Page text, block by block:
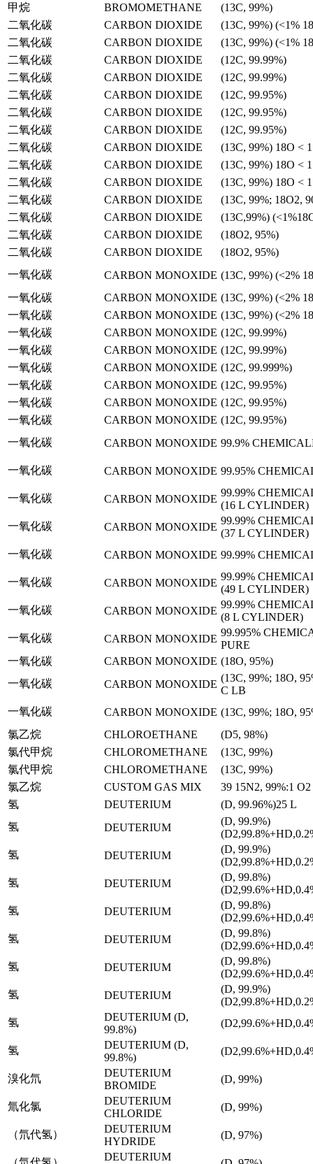
甲烷
BROMOMETHANE
(13C, 99%)
二氧化碳
CARBON DIOXIDE
(13C, 99%) (<1%
二氧化碳
CARBON DIOXIDE
(13C, 99%) (<1%
二氧化碳
CARBON DIOXIDE
(12C, 99.99%)
二氧化碳
CARBON DIOXIDE
(12C, 99.99%)
二氧化碳
CARBON DIOXIDE
(12C, 99.95%)
二氧化碳
CARBON DIOXIDE
(12C, 99.95%)
二氧化碳
CARBON DIOXIDE
(12C, 99.95%)
二氧化碳
CARBON DIOXIDE
(13C, 99%) 18O <
二氧化碳
CARBON DIOXIDE
(13C, 99%) 18O <
二氧化碳
CARBON DIOXIDE
(13C, 99%) 18O <
二氧化碳
CARBON DIOXIDE
(13C, 99%; 18O2,
二氧化碳
CARBON DIOXIDE
(13C,99%)
二氧化碳
CARBON DIOXIDE
(18O2, 95%)
二氧化碳
CARBON DIOXIDE
(18O2, 95%)
一氧化碳
CARBON MONOXIDE (13C, 99%) (<2%
一氧化碳
CARBON MONOXIDE (13C, 99%) (<2%
一氧化碳
CARBON MONOXIDE (13C, 99%) (<2%
一氧化碳
CARBON MONOXIDE (12C, 99.99%)
一氧化碳
CARBON MONOXIDE (12C, 99.99%)
一氧化碳
CARBON MONOXIDE (12C, 99.999%)
一氧化碳
CARBON MONOXIDE (12C, 99.95%)
一氧化碳
CARBON MONOXIDE (12C, 99.95%)
一氧化碳
CARBON MONOXIDE (12C, 99.95%)
一氧化碳
CARBON MONOXIDE 99.9%
一氧化碳 CARBON MONOXIDE 99.95%
一氧化碳 CARBON MONOXIDE
99.99%
(16 L CYLINDER)
一氧化碳
CARBON MONOXIDE
99.99%
(37 L CYLINDER)
一氧化碳
CARBON MONOXIDE 99.99%
一氧化碳 CARBON MONOXIDE
99.99%
(49 L CYLINDER)
一氧化碳
CARBON MONOXIDE
99.99%
(8 L CYLINDER)
一氧化碳
CARBON MONOXIDE
99.995%
PURE
一氧化碳
CARBON MONOXIDE (18O, 95%)
一氧化碳
CARBON MONOXIDE
(13C, 99%; 18O,
C LB
一氧化碳
CARBON MONOXIDE (13C, 99%; 18O,
氯乙烷
CHLOROETHANE
(D5, 98%)
氯代甲烷
CHLOROMETHANE
(13C, 99%)
氯代甲烷
CHLOROMETHANE
(13C, 99%)
氯乙烷
CUSTOM GAS MIX
39 15N2, 99%:1 O2
氢
DEUTERIUM
(D, 99.96%)25 L
氢
DEUTERIUM
(D, 99.9%)
氢
DEUTERIUM
(D, 99.9%)
氢
DEUTERIUM
(D, 99.8%)
氢
DEUTERIUM
(D, 99.8%)
氢
DEUTERIUM
(D, 99.8%)
氢
DEUTERIUM
(D, 99.8%)
氢
DEUTERIUM
(D, 99.9%)
氢
DEUTERIUM (D,
99.8%)
氢
DEUTERIUM (D,
99.8%)
溴化氘
DEUTERIUM
BROMIDE
(D, 99%)
氚化氯
DEUTERIUM
CHLORIDE
(D, 99%)
（氘代氢）
DEUTERIUM
HYDRIDE
(D, 97%)
DEUTERIUM